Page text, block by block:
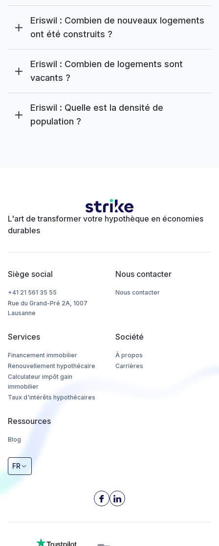
Eriswil : Combien de nouveaux logements
ont été construits ?
Eriswil : Combien de logements sont
vacants ?
Eriswil : Quelle est la densité de
population ?
L'art de transformer votre hypothèque en économies
durables
Siège social
+41 21 561 35 55
Rue du Grand-Pré 2A, 1007
Lausanne
Nous contacter
Nous contacter
Services
Financement immobilier
Renouvellement hypothécaire
Calculateur impôt gain
immobilier
Taux d'intérêts hypothécaires
Société
À propos
Carrières
Ressources
Blog
FR